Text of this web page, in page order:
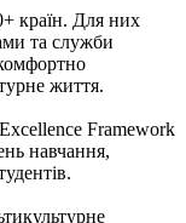
країн. Для них
та служби
життя.
Framework
навчання,